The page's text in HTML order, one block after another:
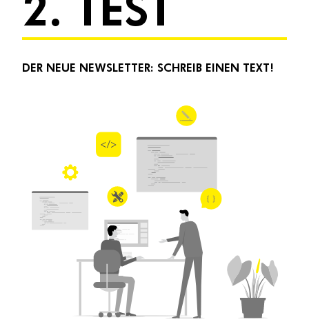
DER NEUE NEWSLETTER: SCHREIB EINEN TEXT!